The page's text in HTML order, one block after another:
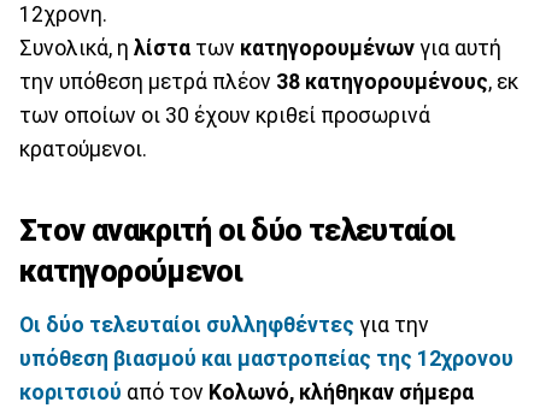
12χρονη.
Συνολικά, η λίστα των κατηγορουμένων για αυτή
την υπόθεση μετρά πλέον 38 κατηγορουμένους, εκ
των οποίων οι 30 έχουν κριθεί προσωρινά
κρατούμενοι.
Στον ανακριτή οι δύο τελευταίοι
κατηγορούμενοι
Οι δύο τελευταίοι συλληφθέντες για την
υπόθεση βιασμού και μαστροπείας της 12χρονου
κοριτσιού από τον Κολωνό, κλήθηκαν σήμερα